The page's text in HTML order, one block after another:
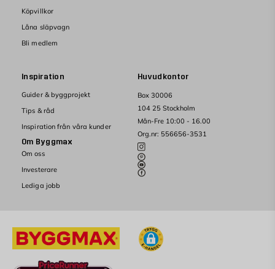
Huvudkontor
Box 30006
104 25 Stockholm
Mån-Fre 10:00 - 16.00
Org.nr: 556656-3531
Köpvillkor
Låna släpvagn
Bli medlem
Inspiration
Guider & byggprojekt
Tips & råd
Inspiration från våra kunder
Om Byggmax
Om oss
Investerare
Lediga jobb